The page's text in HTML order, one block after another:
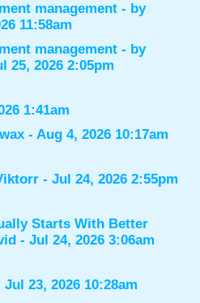
management - by
11:58am
management - by
25, 2026 2:05pm
1:41am
- Aug 4, 2026 10:17am
- Jul 24, 2026 2:55pm
Starts With Better
- Jul 24, 2026 3:06am
Jul 23, 2026 10:28am